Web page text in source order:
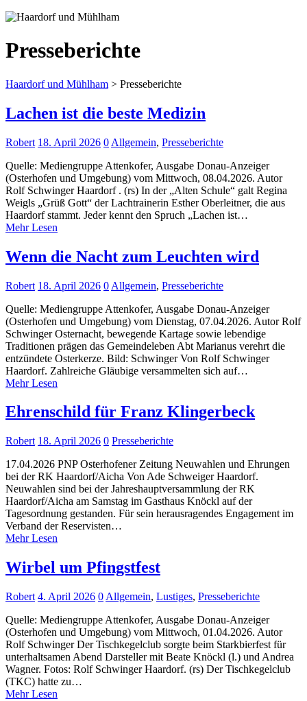
Presseberichte
Haardorf und Mühlham > Presseberichte
Lachen ist die beste Medizin
Robert 18. April 2026 0 Allgemein, Presseberichte
Quelle: Mediengruppe Attenkofer, Ausgabe Donau-Anzeiger
(Osterhofen und Umgebung) vom Mittwoch, 08.04.2026. Autor
Rolf Schwinger Haardorf . (rs) In der „Alten Schule“ galt Regina
Weigls „Grüß Gott“ der Lachtrainerin Esther Oberleitner, die aus
Haardorf stammt. Jeder kennt den Spruch „Lachen ist…
Mehr Lesen
Wenn die Nacht zum Leuchten wird
Robert 18. April 2026 0 Allgemein, Presseberichte
Quelle: Mediengruppe Attenkofer, Ausgabe Donau-Anzeiger
(Osterhofen und Umgebung) vom Dienstag, 07.04.2026. Autor Rolf
Schwinger Osternacht, bewegende Kartage sowie lebendige
Traditionen prägen das Gemeindeleben Abt Marianus verehrt die
entzündete Osterkerze. Bild: Schwinger Von Rolf Schwinger
Haardorf. Zahlreiche Gläubige versammelten sich auf…
Mehr Lesen
Ehrenschild für Franz Klingerbeck
Robert 18. April 2026 0 Presseberichte
17.04.2026 PNP Osterhofener Zeitung Neuwahlen und Ehrungen
bei der RK Haardorf/Aicha Von Ade Schweiger Haardorf.
Neuwahlen sind bei der Jahreshauptversammlung der RK
Haardorf/Aicha am Samstag im Gasthaus Knöckl auf der
Tagesordnung gestanden. Für sein herausragendes Engagement im
Verband der Reservisten…
Mehr Lesen
Wirbel um Pfingstfest
Robert 4. April 2026 0 Allgemein, Lustiges, Presseberichte
Quelle: Mediengruppe Attenkofer, Ausgabe Donau-Anzeiger
(Osterhofen und Umgebung) vom Mittwoch, 01.04.2026. Autor
Rolf Schwinger Der Tischkegelclub sorgte beim Starkbierfest für
unterhaltsamen Abend Darsteller mit Beate Knöckl (l.) und Andrea
Wagner. Fotos: Rolf Schwinger Haardorf. (rs) Der Tischkegelclub
(TKC) hatte zu…
Mehr Lesen